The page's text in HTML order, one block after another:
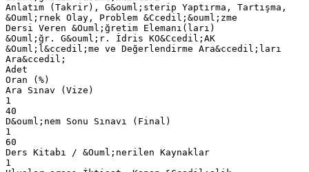
Anlatım (Takrir), G&ouml;sterip Yaptırma, Tartışma,
&Ouml;rnek Olay, Problem &Ccedil;&ouml;zme
Dersi Veren &Ouml;ğretim Elemanı(ları)
&Ouml;ğr. G&ouml;r. İdris KO&Ccedil;AK
&Ouml;l&ccedil;me ve Değerlendirme Ara&ccedil;ları
Ara&ccedil;
Adet
Oran (%)
Ara Sınav (Vize)
1
40
D&ouml;nem Sonu Sınavı (Final)
1
60
Ders Kitabı / &Ouml;nerilen Kaynaklar
1